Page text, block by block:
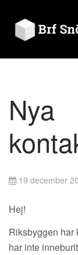
Nya
19 december
Hej!
Riksbyggen har
har inte